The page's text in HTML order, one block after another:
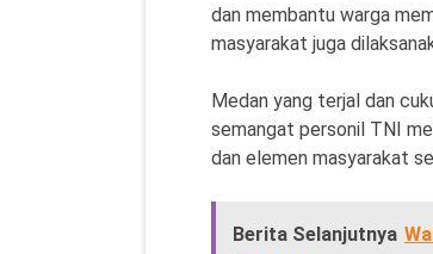
dan membantu warga
masyarakat juga
Medan yang terjal dan
semangat personil TNI
dan elemen masyarakat
Berita Selanjutnya